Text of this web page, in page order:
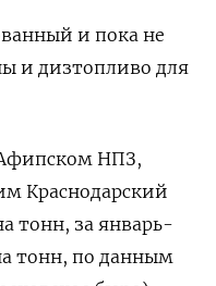
и пока не
и дизтопливо для
⁠Афипском НПЗ,
Краснодарский
тонн, ‌за январь-
тонн, по ‌данным